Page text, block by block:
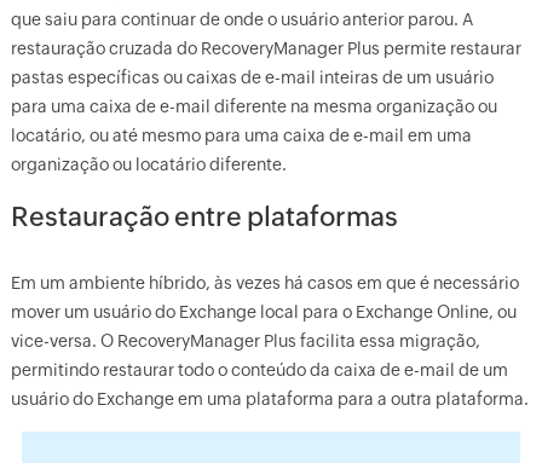
que saiu para continuar de onde o usuário anterior parou. A
restauração cruzada do RecoveryManager Plus permite restaurar
pastas específicas ou caixas de e-mail inteiras de um usuário
para uma caixa de e-mail diferente na mesma organização ou
locatário, ou até mesmo para uma caixa de e-mail em uma
organização ou locatário diferente.
Restauração entre plataformas
Em um ambiente híbrido, às vezes há casos em que é necessário
mover um usuário do Exchange local para o Exchange Online, ou
vice-versa. O RecoveryManager Plus facilita essa migração,
permitindo restaurar todo o conteúdo da caixa de e-mail de um
usuário do Exchange em uma plataforma para a outra plataforma.